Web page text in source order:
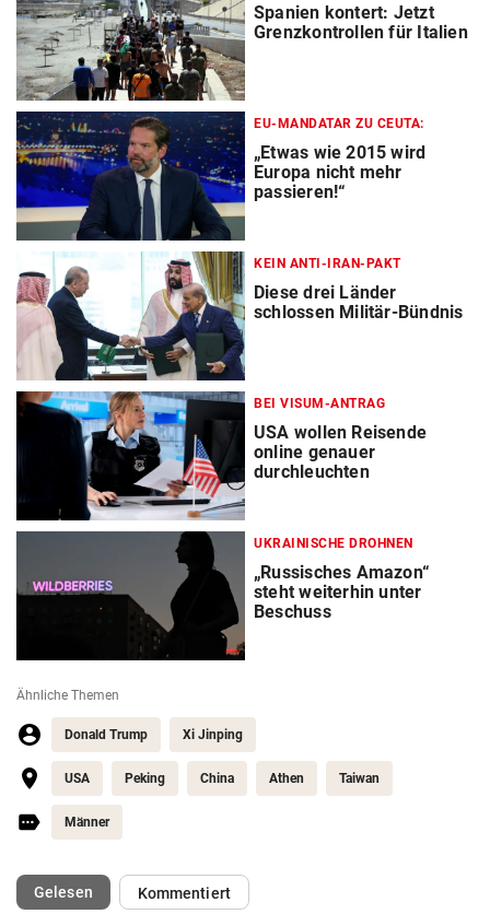
Spanien kontert: Jetzt
Grenzkontrollen für Italien
EU-MANDATAR ZU CEUTA:
„Etwas wie 2015 wird
Europa nicht mehr
passieren!“
KEIN ANTI-IRAN-PAKT
Diese drei Länder
schlossen Militär-Bündnis
BEI VISUM-ANTRAG
USA wollen Reisende
online genauer
durchleuchten
UKRAINISCHE DROHNEN
„Russisches Amazon“
steht weiterhin unter
Beschuss
Ähnliche Themen
Donald Trump Xi Jinping
USA Peking China Athen Taiwan
Männer
Gelesen(ausgewählt)Kommentiert